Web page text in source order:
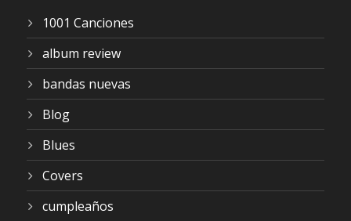
1001 Canciones
album review
bandas nuevas
Blog
Blues
Covers
cumpleaños